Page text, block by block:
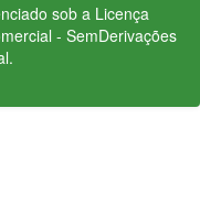
sob a Licença
- SemDerivações